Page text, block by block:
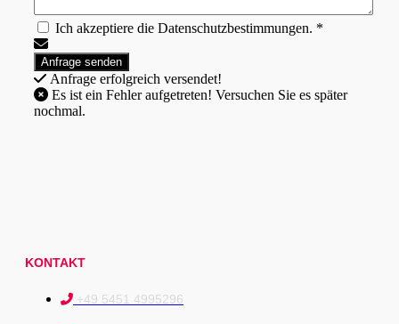
Ich akzeptiere die Datenschutzbestimmungen. *
Anfrage erfolgreich versendet!
nochmal.
KONTAKT
+49 5451 4995296